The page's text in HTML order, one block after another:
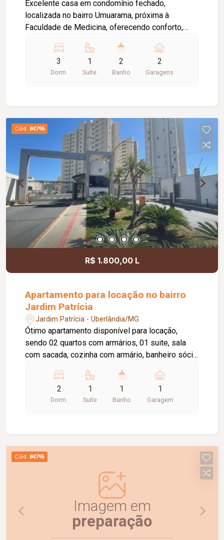
Excelente casa em condomínio fechado,
localizada no bairro Umuarama, próxima à
Faculdade de Medicina, oferecendo conforto,
portão e porteiro eletrônicos, câmeras de
segurança e sistema de monitoramento,
proporcionando mais tranquilidade aos
quartos, sendo 02 com armários embutidos e 01
suíte com claraboia. Os banheiros social e da
suíte possuem box em blindex, armários,
espelhos e chuveiros. A cozinha é planejada com
armários, a área de serviço é separada, coberta e
conta com armário, oferecendo maior praticidade.
A casa possui ainda uma agradável varanda
gourmet com churrasqueira e entrada
independente pela garagem. A sala e os quartos
são equipados com ventiladores de teto, e todos
os ambientes possuem piso em cerâmica. Com
área útil aproximada de 107 m², este imóvel é
uma excelente opção para quem busca conforto,
3
Dorm.
1
Suite
2
Banho
2
Garagens
Cód. 84796
R$ 1.800,00 L
Apartamento para locação no bairro
Jardim Patrícia
Jardim Patrícia - Uberlândia/MG
Ótimo apartamento disponível para locação,
sendo 02 quartos com armários, 01 suite, sala
com sacada, cozinha com armário, banheiro sócia
elevador privativo, 01 vaga de estacionamento,
portaria 24 horas, piscina, academia, quiosque
com churrasqueira, salão de festas, playground,
2
Dorm.
1
Suite
1
Banho
1
Garagem
Cód. 84795
Imagem em
preparação